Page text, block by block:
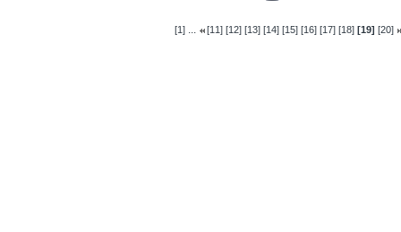
[1] ... [11] [12] [13] [14] [15] [16] [17] [18] [19] [20]